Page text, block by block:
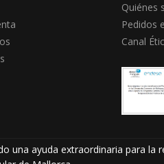
Quiénes
Pedidos
Canal
una ayuda extraordinaria para la